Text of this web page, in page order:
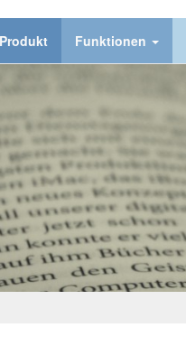
Produkt Funktionen